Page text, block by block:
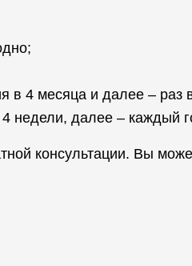
в 4 месяца и далее – раз
4 недели, далее – каждый
консультации. Вы